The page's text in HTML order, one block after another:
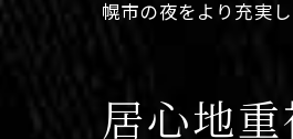
幌市の夜をより充実
居心地